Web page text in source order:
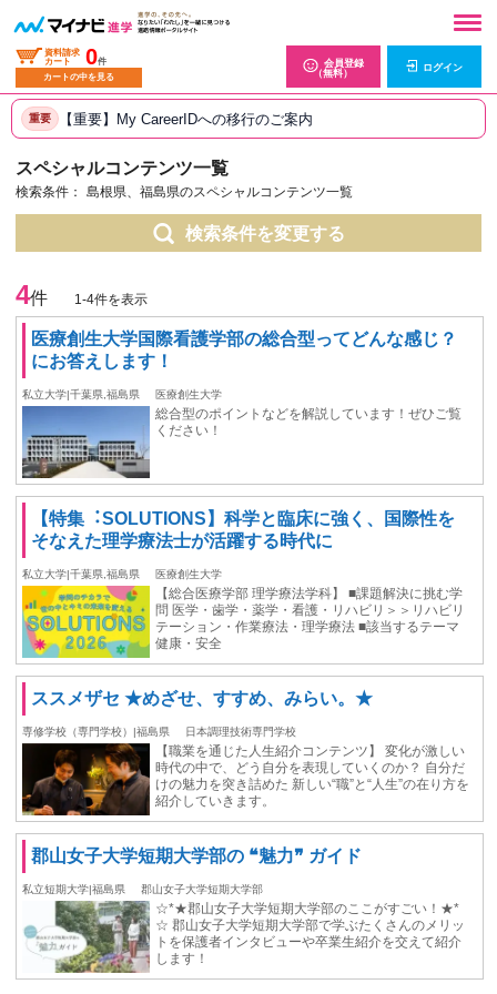
資料請求
カート
0件
カートの中を見る
会員登録
（無料）
ログイン
重要 【重要】My CareerIDへの移行のご案内
スペシャルコンテンツ一覧
検索条件： 島根県、福島県のスペシャルコンテンツ一覧
検索条件を変更する
4件 1-4件を表示
医療創生大学国際看護学部の総合型ってどんな感じ？
にお答えします！
私立大学|千葉県,福島県 医療創生大学
総合型のポイントなどを解説しています！ぜひご覧
ください！
【特集︓SOLUTIONS】科学と臨床に強く、国際性を
そなえた理学療法士が活躍する時代に
私立大学|千葉県,福島県 医療創生大学
【総合医療学部 理学療法学科】 ■課題解決に挑む学
問 医学・歯学・薬学・看護・リハビリ＞＞リハビリ
テーション・作業療法・理学療法 ■該当するテーマ
健康・安全
ススメザセ ★めざせ、すすめ、みらい。★
専修学校（専門学校）|福島県 日本調理技術専門学校
【職業を通じた人生紹介コンテンツ】 変化が激しい
時代の中で、どう自分を表現していくのか？ 自分だ
けの魅力を突き詰めた 新しい“職”と“人生”の在り方を
紹介していきます。
郡山女子大学短期大学部の ❝魅力❞ ガイド
私立短期大学|福島県 郡山女子大学短期大学部
☆*★郡山女子大学短期大学部のここがすごい！★*
☆ 郡山女子大学短期大学部で学ぶたくさんのメリッ
トを保護者インタビューや卒業生紹介を交えて紹介
します！